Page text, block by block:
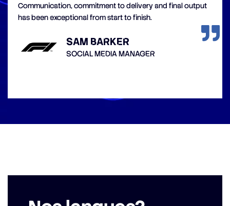
Communication, commitment to delivery and final output
has been exceptional from start to finish.
SAM BARKER
SOCIAL MEDIA MANAGER